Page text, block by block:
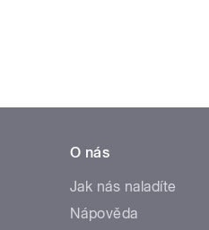
O nás
Jak nás naladíte
Nápověda